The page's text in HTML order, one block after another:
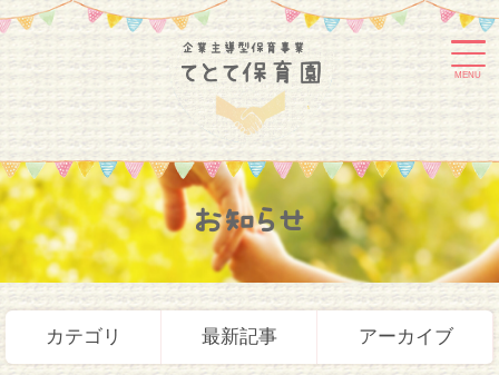
MENU
お知らせ
カテゴリ 最新記事 アーカイブ